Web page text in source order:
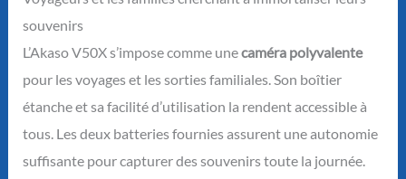
souvenirs
L’Akaso V50X s’impose comme unecaméra polyvalente
pour les voyages et les sorties familiales. Son boîtier
étanche et sa facilité d’utilisation la rendent accessible à
tous. Les deux batteries fournies assurent une autonomie
suffisante pour capturer des souvenirs toute la journée.